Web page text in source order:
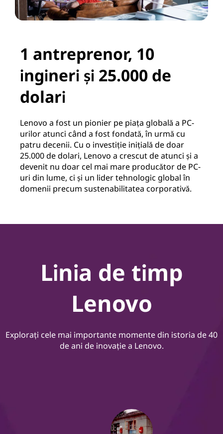
1 antreprenor, 10
ingineri și 25.000 de
dolari
Lenovo a fost un pionier pe piața globală a PC-
urilor atunci când a fost fondată, în urmă cu
patru decenii. Cu o investiție inițială de doar
25.000 de dolari, Lenovo a crescut de atunci și a
devenit nu doar cel mai mare producător de PC-
uri din lume, ci și un lider tehnologic global în
domenii precum sustenabilitatea corporativă.
Linia de timp
Lenovo
Explorați cele mai importante momente din istoria de 40
de ani de inovație a Lenovo.